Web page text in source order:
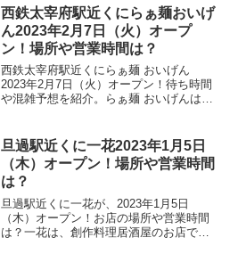
スタードーナツは、昔から愛される味と
コラボして進化...
西鉄太宰府駅近くにらぁ麺おいげ
ん2023年2月7日（火）オープ
ン！場所や営業時間は？
西鉄太宰府駅近くにらぁ麺 おいげん
2023年2月7日（火）オープン！待ち時間
や混雑予想を紹介。らぁ麺 おいげんは、
太宰府店が閉店し、2020年10月にらぁ麺
...
旦過駅近くに一花2023年1月5日
（木）オープン！場所や営業時間
は？
旦過駅近くに一花が、2023年1月5日
（木）オープン！お店の場所や営業時間
は？一花は、創作料理居酒屋のお店で